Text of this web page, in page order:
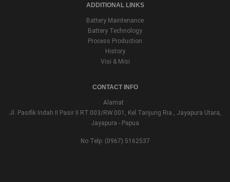
ADDITIONAL LINKS
Battery Maintenance
Battery Technology
Process Production
History
Visi & Misi
CONTACT INFO
Alamat :
Jl. Pasifik Indah II Pasir II RT.003/RW.001, Kel.Tanjung Ria , Jayapura Utara,
Jayapura - Papua
No Telp: (0967) 5162537